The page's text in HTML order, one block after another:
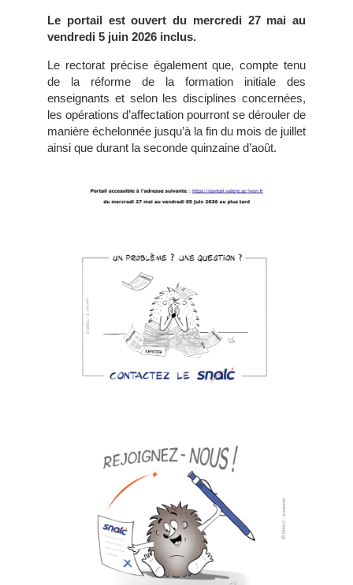
Le portail est ouvert du mercredi 27 mai au
vendredi 5 juin 2026 inclus.
Le rectorat précise également que, compte tenu
de la réforme de la formation initiale des
enseignants et selon les disciplines concernées,
les opérations d’affectation pourront se dérouler de
manière échelonnée jusqu’à la fin du mois de juillet
ainsi que durant la seconde quinzaine d’août.